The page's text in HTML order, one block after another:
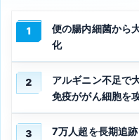
1
便の腸内細菌から
化
2
アルギニン不足で
免疫ががん細胞を
3
7万人超を長期追跡